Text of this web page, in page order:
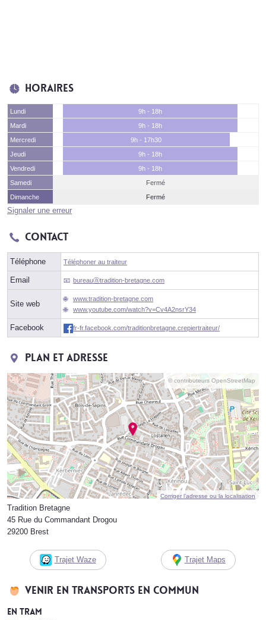
Horaires
Lundi
9h - 18h
Mardi
9h - 18h
Mercredi
9h - 17h30
Jeudi
9h - 18h
Vendredi
9h - 18h
Samedi
Fermé
Dimanche
Fermé
Signaler une erreur
Contact
Téléphone Téléphoner au traiteur
Email bureauⓐtradition-bretagne.com
Site web
www.tradition-bretagne.com
www.youtube.com/watch?v=Cv4A2nsrY34
Facebook fr-fr.facebook.com/traditionbretagne.crepiertraiteur/
Plan et adresse
© contributeurs OpenStreetMap
Corriger l’adresse ou la localisation
Tradition Bretagne
45 Rue du Commandant Drogou
29200 Brest
Trajet Waze Trajet Maps
Venir en transports en commun
En tram